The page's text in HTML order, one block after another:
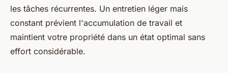
les tâches récurrentes. Un entretien léger mais
constant prévient l'accumulation de travail et
maintient votre propriété dans un état optimal sans
effort considérable.